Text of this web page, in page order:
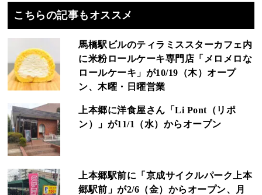
こちらの記事もオススメ
馬橋駅ビルのティラミススターカフェ内
に米粉ロールケーキ専門店「メロメロな
ロールケーキ」が10/19（木）オープ
ン、木曜・日曜営業
上本郷に洋食屋さん「Li Pont（リポ
ン）」が11/1（水）からオープン
上本郷駅前に「京成サイクルパーク上本
郷駅前」が2/6（金）からオープン、月